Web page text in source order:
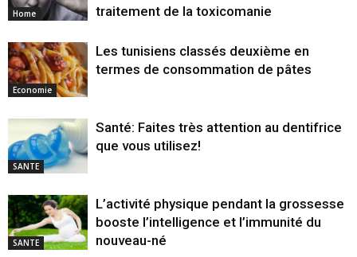
Home
traitement de la toxicomanie
Economie
Les tunisiens classés deuxième en
termes de consommation de pâtes
SANTE
Santé: Faites très attention au dentifrice
que vous utilisez!
SANTE
L’activité physique pendant la grossesse
booste l’intelligence et l’immunité du
nouveau-né